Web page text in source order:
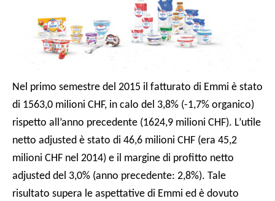
Nel primo semestre del 2015 il fatturato di Emmi è stato
di 1563,0 milioni CHF, in calo del 3,8% (-1,7% organico)
rispetto all’anno precedente (1624,9 milioni CHF). L’utile
netto adjusted è stato di 46,6 milioni CHF (era 45,2
milioni CHF nel 2014) e il margine di profitto netto
adjusted del 3,0% (anno precedente: 2,8%). Tale
risultato supera le aspettative di Emmi ed è dovuto